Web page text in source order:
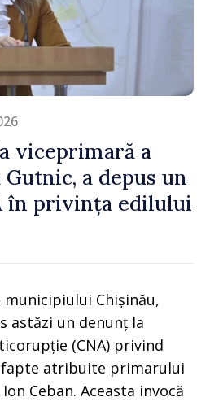
viceprimară a
a depus un
în privința edilului
Chișinău,
astăzi un denunț la
(CNA) privind
fapte atribuite primarului
Ceban. Aceasta invocă